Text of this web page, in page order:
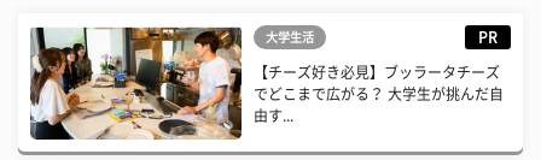
大学生活 PR
【チーズ好き必見】ブッラータチーズ
でどこまで広がる？ 大学生が挑んだ自
由す...